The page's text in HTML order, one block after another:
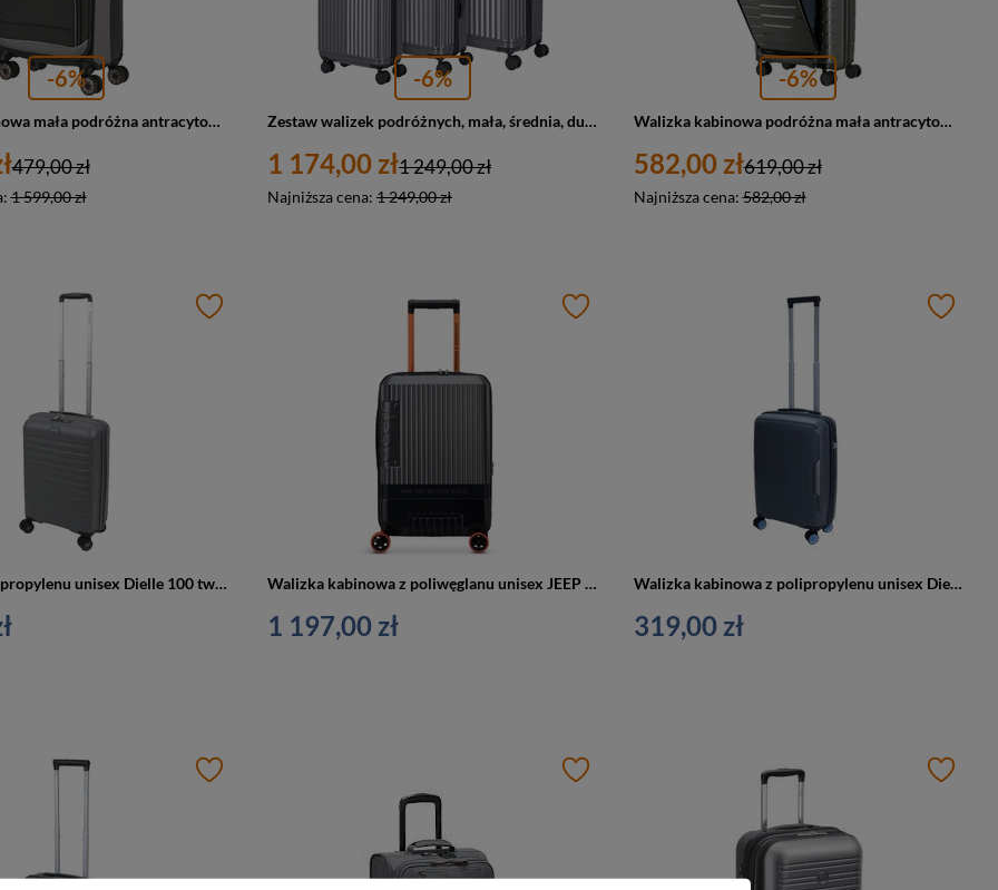
-6%
Walizka kabinowa mała podróżna antracytowa materiałowa - Travelite Viia 92847-04
1 599,00 zł
479,00 zł
-6%
Zestaw walizek podróżnych, mała, średnia, duża, ABS, 4 kółka, antracytowe Travelite 72640-20
1 174,00 zł
Najniższa cena: 1 249,00 zł
1 249,00 zł
-6%
Walizka kabinowa podróżna mała antracytowa - Travelite Air Base 75346-04
582,00 zł
Najniższa cena:582,00 zł
619,00 zł
Walizka z polipropylenu unisex Dielle 100 twarda kabinowa z poszerzeniem szara Walizka kabinowa z poliwęglanu unisex JEEP JH001A mała 55 cm antracytowa
1 197,00 zł
Walizka kabinowa z polipropylenu unisex Dielle 180 4K twarda szara
319,00 zł